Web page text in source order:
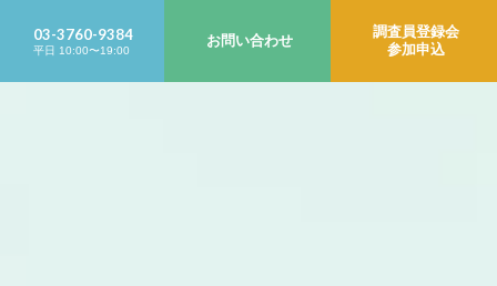
03-3760-9384
平日 10:00〜19:00
お問い合わせ
調査員登録会
参加申込